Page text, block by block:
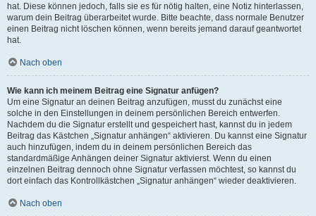
hat. Diese können jedoch, falls sie es für nötig halten, eine Notiz hinterlassen,
warum dein Beitrag überarbeitet wurde. Bitte beachte, dass normale Benutzer
einen Beitrag nicht löschen können, wenn bereits jemand darauf geantwortet
hat.
Nach oben
Wie kann ich meinem Beitrag eine Signatur anfügen?
Um eine Signatur an deinen Beitrag anzufügen, musst du zunächst eine
solche in den Einstellungen in deinem persönlichen Bereich entwerfen.
Nachdem du die Signatur erstellt und gespeichert hast, kannst du in jedem
Beitrag das Kästchen „Signatur anhängen“ aktivieren. Du kannst eine Signatur
auch hinzufügen, indem du in deinem persönlichen Bereich das
standardmäßige Anhängen deiner Signatur aktivierst. Wenn du einen
einzelnen Beitrag dennoch ohne Signatur verfassen möchtest, so kannst du
dort einfach das Kontrollkästchen „Signatur anhängen“ wieder deaktivieren.
Nach oben